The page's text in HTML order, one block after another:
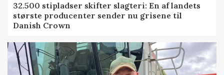
32.500 stipladser skifter slagteri: En af landets
største producenter sender nu grisene til
Danish Crown